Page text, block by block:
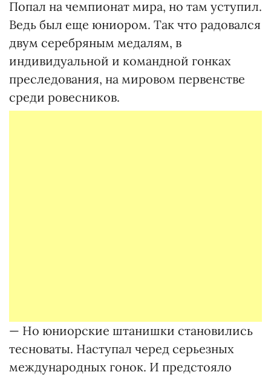
Попал на чемпионат мира, но там уступил.
Ведь был еще юниором. Так что радовался
двум серебряным медалям, в
индивидуальной и командной гонках
преследования, на мировом первенстве
среди ровесников.
— Но юниорские штанишки становились
тесноваты. Наступал черед серьезных
международных гонок. И предстояло